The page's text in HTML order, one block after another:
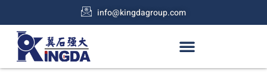
info@kingdagroup.com